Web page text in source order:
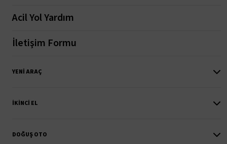
Acil Yol Yardım
İletişim Formu
YENI ARAÇ
İKINCI EL
DOĞUŞ OTO